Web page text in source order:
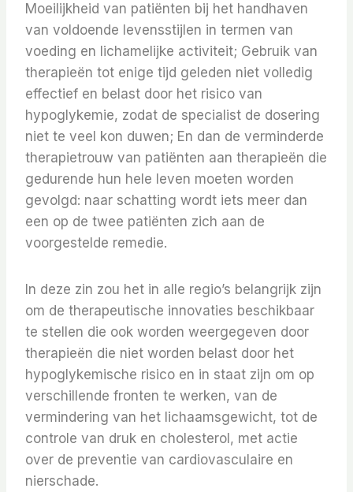
Moeilijkheid van patiënten bij het handhaven
van voldoende levensstijlen in termen van
voeding en lichamelijke activiteit; Gebruik van
therapieën tot enige tijd geleden niet volledig
effectief en belast door het risico van
hypoglykemie, zodat de specialist de dosering
niet te veel kon duwen; En dan de verminderde
therapietrouw van patiënten aan therapieën die
gedurende hun hele leven moeten worden
gevolgd: naar schatting wordt iets meer dan
een op de twee patiënten zich aan de
voorgestelde remedie.
In deze zin zou het in alle regio’s belangrijk zijn
om de therapeutische innovaties beschikbaar
te stellen die ook worden weergegeven door
therapieën die niet worden belast door het
hypoglykemische risico en in staat zijn om op
verschillende fronten te werken, van de
vermindering van het lichaamsgewicht, tot de
controle van druk en cholesterol, met actie
over de preventie van cardiovasculaire en
nierschade.